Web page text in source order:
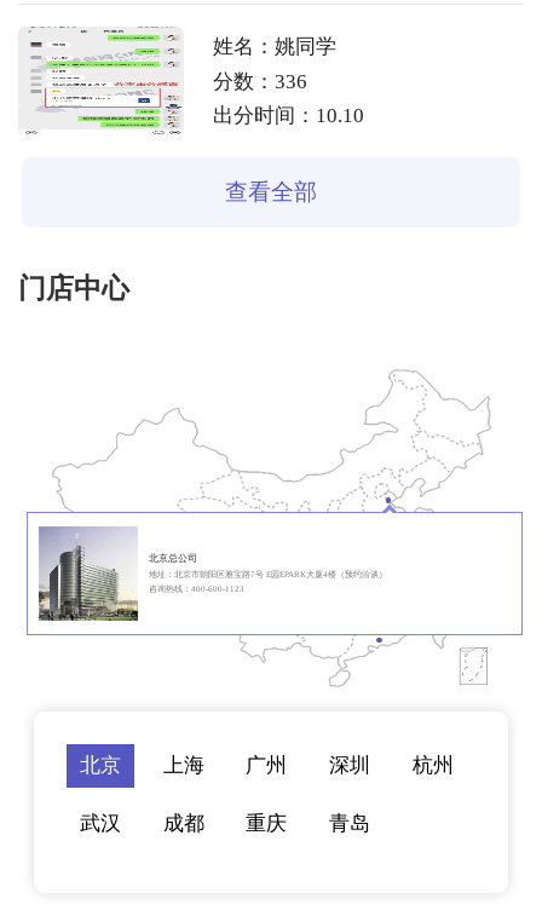
姓名：姚同学
分数：336
出分时间：10.10
查看全部
门店中心
北京总公司
地址：北京市朝阳区雅宝路7号 E园EPARK大厦4楼（预约洽谈）
咨询热线：400-600-1123
北京 上海 广州 深圳 杭州
武汉 成都 重庆 青岛